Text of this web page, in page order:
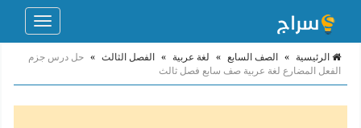
Toggle
الرئيسية » الصف السابع » لغة عربية » الفصل الثالث » حل درس جزم
الفعل المضارع لغة عربية صف سابع فصل ثالث